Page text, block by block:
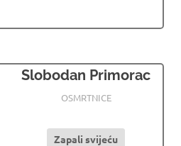
Slobodan Primorac
27.05.2024
OSMRTNICE LJUBUSKI
OSMRTNICE
Zapali svijeću